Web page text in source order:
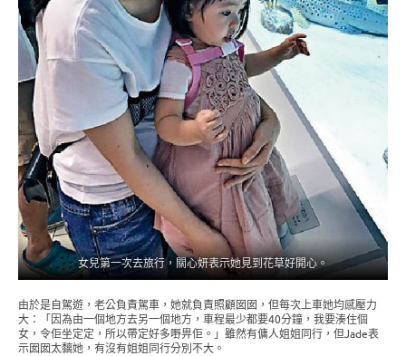
女兒第一次去旅行，關心妍表示她見到花草好開心。
由於是自駕遊，老公負責駕車，她就負責照顧囡囡，但每次上車她均感壓力
大：「因為由一個地方去另一個地方，車程最少都要40分鐘，我要湊住個
女，令佢坐定定，所以帶定好多嘢畀佢。」雖然有傭人姐姐同行，但Jade表
示囡囡太黐她，有沒有姐姐同行分別不大。